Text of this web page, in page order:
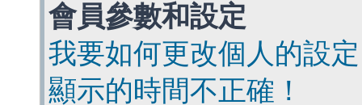
會員參數和設定
我要如何更改個人的設
顯示的時間不正確！